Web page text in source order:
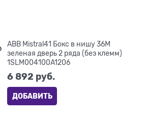
ABB Mistral41 Бокс в нишу 36М
зеленая дверь 2 ряда (без клемм)
1SLM004100A1206
6 892 руб.
ДОБАВИТЬ